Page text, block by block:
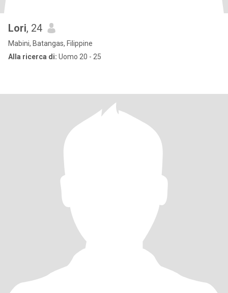
Lori, 24
Mabini, Batangas, Filippine
Alla ricerca di: Uomo 20 - 25